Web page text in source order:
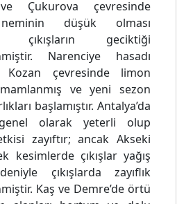
Çukurova çevresinde
düşük olması
çıkışların geciktiği
Narenciye hasadı
Kozan çevresinde limon
ve yeni sezon
başlamıştır. Antalya’da
olarak yeterli olup
zayıftır; ancak Akseki
kesimlerde çıkışlar yağış
çıkışlarda zayıflık
Kaş ve Demre’de örtü